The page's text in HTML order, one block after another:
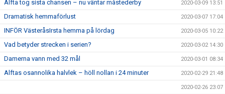
Alfta tog sista chansen – nu väntar måstederby 2020-03-09 13:51
Dramatisk hemmaförlust 2020-03-07 17:04
INFÖR VästeråsIrsta hemma på lördag 2020-03-05 10:22
Vad betyder strecken i serien? 2020-03-02 14:30
Damerna vann med 32 mål 2020-03-01 08:34
Alftas osannolika halvlek – höll nollan i 24 minuter 2020-02-29 21:48
2020-02-26 23:07